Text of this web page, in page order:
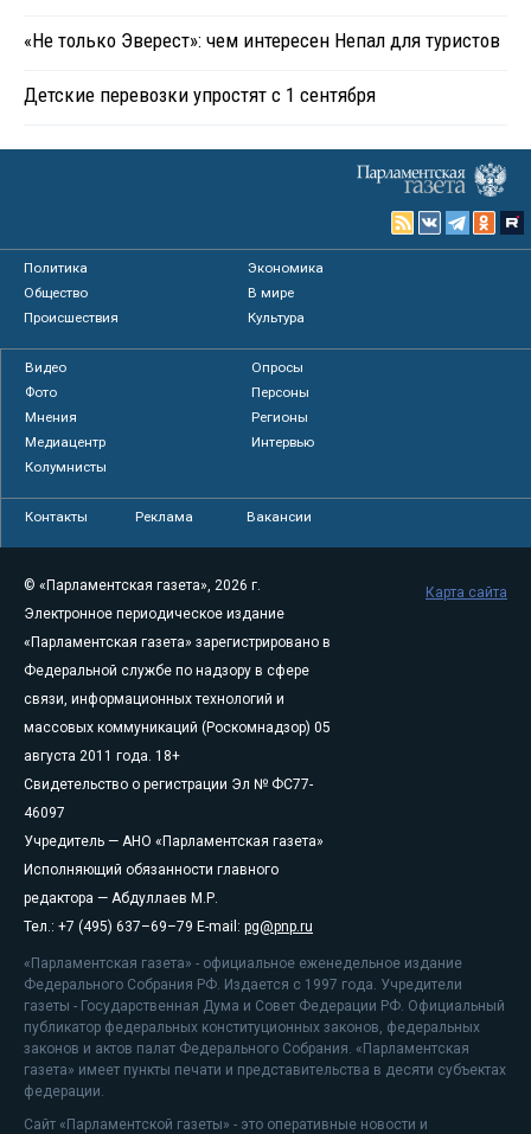
«Не только Эверест»: чем интересен Непал для туристов
Детские перевозки упростят с 1 сентября
Политика
Экономика
Общество
В мире
Происшествия
Культура
Видео
Опросы
Фото
Персоны
Мнения
Регионы
Медиацентр
Интервью
Колумнисты
Контакты Реклама Вакансии
© «Парламентская газета», 2026 г.
Электронное периодическое издание
«Парламентская газета» зарегистрировано в
Федеральной службе по надзору в сфере
связи, информационных технологий и
массовых коммуникаций (Роскомнадзор) 05
августа 2011 года. 18+
Свидетельство о регистрации Эл № ФС77-
46097
Учредитель — АНО «Парламентская газета»
Исполняющий обязанности главного
редактора — Абдуллаев М.Р.
Тел.: +7 (495) 637–69–79 E-mail: pg@pnp.ru
«Парламентская газета» - официальное еженедельное издание
Федерального Собрания РФ. Издается с 1997 года. Учредители
газеты - Государственная Дума и Совет Федерации РФ. Официальный
публикатор федеральных конституционных законов, федеральных
законов и актов палат Федерального Собрания. «Парламентская
газета» имеет пункты печати и представительства в десяти субъектах
федерации.
Сайт «Парламентской газеты» - это оперативные новости и
Карта сайта